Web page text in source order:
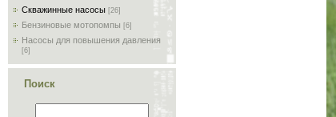
Скважинные насосы [26]
Бензиновые мотопомпы [6]
Насосы для повышения давления
[6]
Поиск